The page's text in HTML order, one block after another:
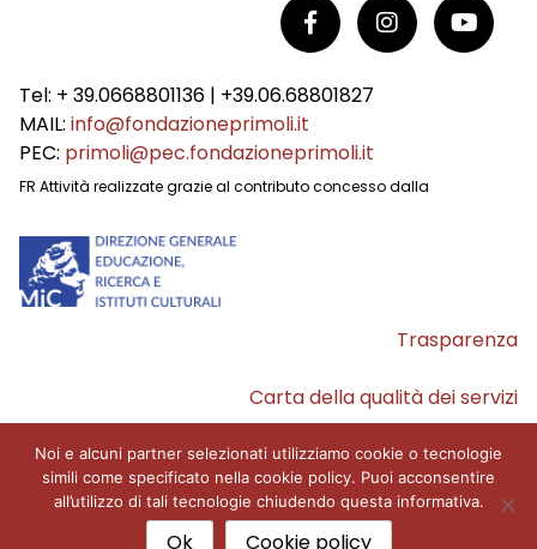
Tel: + 39.0668801136 | +39.06.68801827
MAIL: info@fondazioneprimoli.it
PEC: primoli@pec.fondazioneprimoli.it
FR Attività realizzate grazie al contributo concesso dalla
Trasparenza
Carta della qualità dei servizi
Accessibilità
© 2026 Fondazione Primoli
Noi e alcuni partner selezionati utilizziamo cookie o tecnologie
simili come specificato nella cookie policy. Puoi acconsentire
all’utilizzo di tali tecnologie chiudendo questa informativa.
Ok Cookie policy